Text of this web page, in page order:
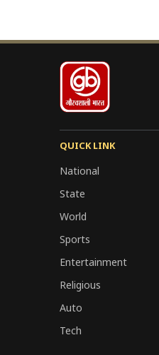
QUICK LINK
National
State
World
Sports
Entertainment
Religious
Auto
Tech